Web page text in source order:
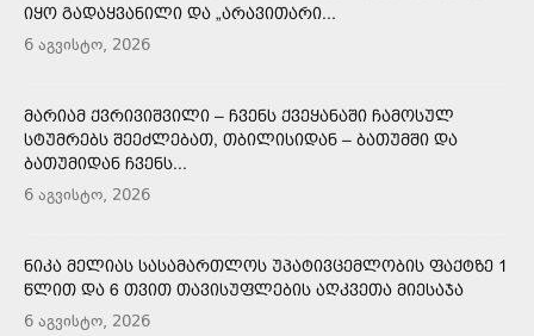
ᲘᲧᲝ ᲒᲐᲓᲐᲧᲕᲐᲜᲘᲚᲘ ᲓᲐ „ᲐᲠᲐᲕᲘᲗᲐᲠᲘ...
6 აგვისტო, 2026
ᲛᲐᲠᲘᲐᲛ ᲥᲕᲠᲘᲕᲘᲨᲕᲘᲚᲘ – ᲩᲕᲔᲜᲡ ᲥᲕᲔᲧᲐᲜᲐᲨᲘ ᲩᲐᲛᲝᲡᲣᲚ
ᲡᲢᲣᲛᲠᲔᲑᲡ ᲨᲔᲔᲫᲚᲔᲑᲐᲗ, ᲗᲑᲘᲚᲘᲡᲘᲓᲐᲜ – ᲑᲐᲗᲣᲛᲨᲘ ᲓᲐ
ᲑᲐᲗᲣᲛᲘᲓᲐᲜ ᲩᲕᲔᲜᲡ...
6 აგვისტო, 2026
ᲜᲘᲙᲐ ᲛᲔᲚᲘᲐᲡ ᲡᲐᲡᲐᲛᲐᲠᲗᲚᲝᲡ ᲣᲞᲐᲢᲘᲕᲪᲔᲛᲚᲝᲑᲘᲡ ᲤᲐᲥᲢᲖᲔ 1
ᲬᲚᲘᲗ ᲓᲐ 6 ᲗᲕᲘᲗ ᲗᲐᲕᲘᲡᲣᲤᲚᲔᲑᲘᲡ ᲐᲦᲙᲕᲔᲗᲐ ᲛᲘᲔᲡᲐᲯᲐ
6 აგვისტო, 2026